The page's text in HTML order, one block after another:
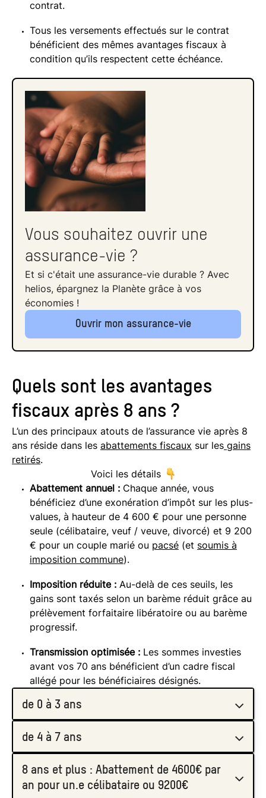
contrat.
Tous les versements effectués sur le contrat
bénéficient des mêmes avantages fiscaux à
condition qu’ils respectent cette échéance.
Vous souhaitez ouvrir une
assurance-vie ?
Et si c'était une assurance-vie durable ? Avec
helios, épargnez la Planète grâce à vos
économies !
Ouvrir mon assurance-vie
Quels sont les avantages
fiscaux après 8 ans ?
L’un des principaux atouts de l’assurance vie après 8
ans réside dans les abattements fiscaux sur les gains
retirés.
Voici les détails
Abattement annuel : Chaque année, vous
bénéficiez d’une exonération d’impôt sur les plus-
values, à hauteur de 4 600 € pour une personne
seule (célibataire, veuf / veuve, divorcé) et 9 200
€ pour un couple marié ou pacsé (et soumis à
imposition commune).
Imposition réduite : Au-delà de ces seuils, les
gains sont taxés selon un barème réduit grâce au
prélèvement forfaitaire libératoire ou au barème
progressif.
Transmission optimisée : Les sommes investies
avant vos 70 ans bénéficient d’un cadre fiscal
allégé pour les bénéficiaires désignés.
de 0 à 3 ans
Fiscalité de l'Impôt sur le Revenu (IR) : par
Intégration à votre IR + prélèvements sociaux
de 4 à 7 ans
Fiscalité de l'Impôt sur le Revenu (IR) : par
défaut
8 ans et plus : Abattement de 4600€ par
an pour un.e célibataire ou 9200€